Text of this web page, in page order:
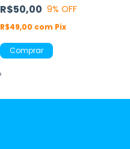
R$50,00 9% OFF
R$49,00 com Pix